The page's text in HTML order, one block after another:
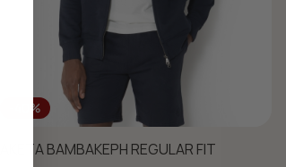
-40%
ΖΑΚΕΤΑ ΒΑΜΒΑΚΕΡΗ REGULAR FIT